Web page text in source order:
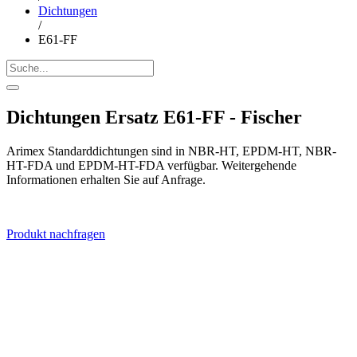
Dichtungen
/
E61-FF
Dichtungen Ersatz E61-FF - Fischer
Arimex Standarddichtungen sind in NBR-HT, EPDM-HT, NBR-
HT-FDA und EPDM-HT-FDA verfügbar. Weitergehende
Informationen erhalten Sie auf Anfrage.
Produkt nachfragen